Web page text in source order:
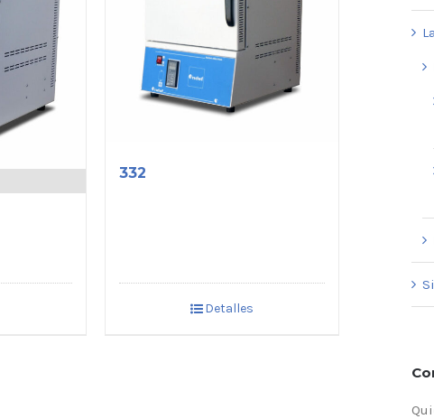
332
Detalles